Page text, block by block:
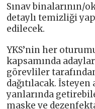
Sınav binalarının/
detaylı temizliği
edilecek.
YKS’nin her
kapsamında
görevliler
dağıtılacak.
yanlarında
maske ve